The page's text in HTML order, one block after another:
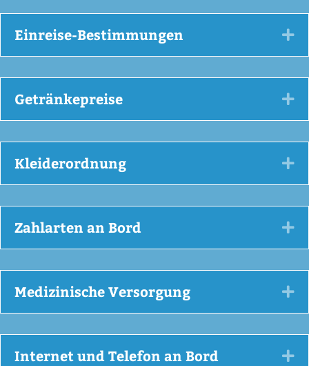
Einreise-Bestimmungen
Getränkepreise
Kleiderordnung
Zahlarten an Bord
Medizinische Versorgung
Internet und Telefon an Bord